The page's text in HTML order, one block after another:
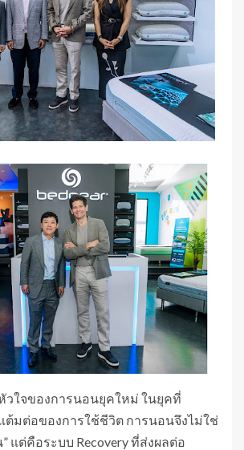
วใจของการนอนยุคใหม่ ในยุคที่
ต้มต่อของการใช้ชีวิต การนอนจึงไม่ใช่
แต่คือระบบ Recovery ที่ส่งผลต่อ